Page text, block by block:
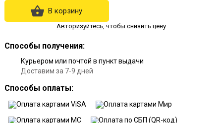
В корзину
Авторизуйтесь, чтобы снизить цену
Способы получения:
Курьером или почтой в пункт выдачи
Доставим за 7-9 дней
Способы оплаты: